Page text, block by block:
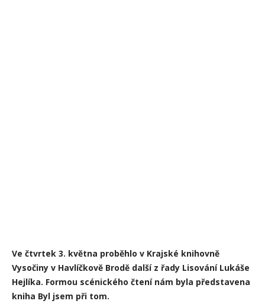
Ve čtvrtek 3. května proběhlo v Krajské knihovně
Vysočiny v Havlíčkově Brodě další z řady Lisování Lukáše
Hejlíka. Formou scénického čtení nám byla představena
kniha Byl jsem při tom.